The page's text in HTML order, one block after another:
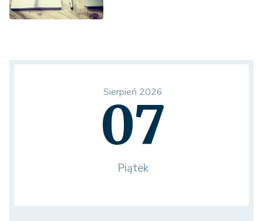
Sierpień 2026
07
Piątek